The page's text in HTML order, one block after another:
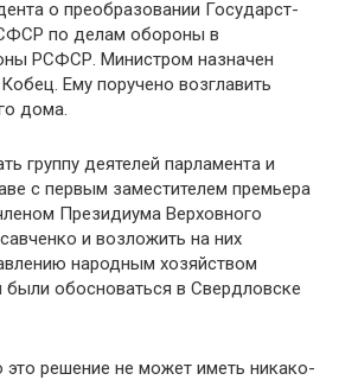
о преобразовании Государст­
по делам обороны в
РСФСР. Министром назначен
Ему поручено возглавить
дома.
группу деятелей парламента и
с первым заместителем премьера
Президиума Верховного
и возложить на них
народным хозяйством
обосноваться в Свердловске
это решение не может иметь никако­